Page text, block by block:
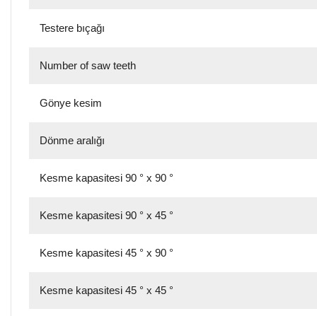
Testere bıçağı
Number of saw teeth
Gönye kesim
Dönme aralığı
Kesme kapasitesi 90 ° x 90 °
Kesme kapasitesi 90 ° x 45 °
Kesme kapasitesi 45 ° x 90 °
Kesme kapasitesi 45 ° x 45 °